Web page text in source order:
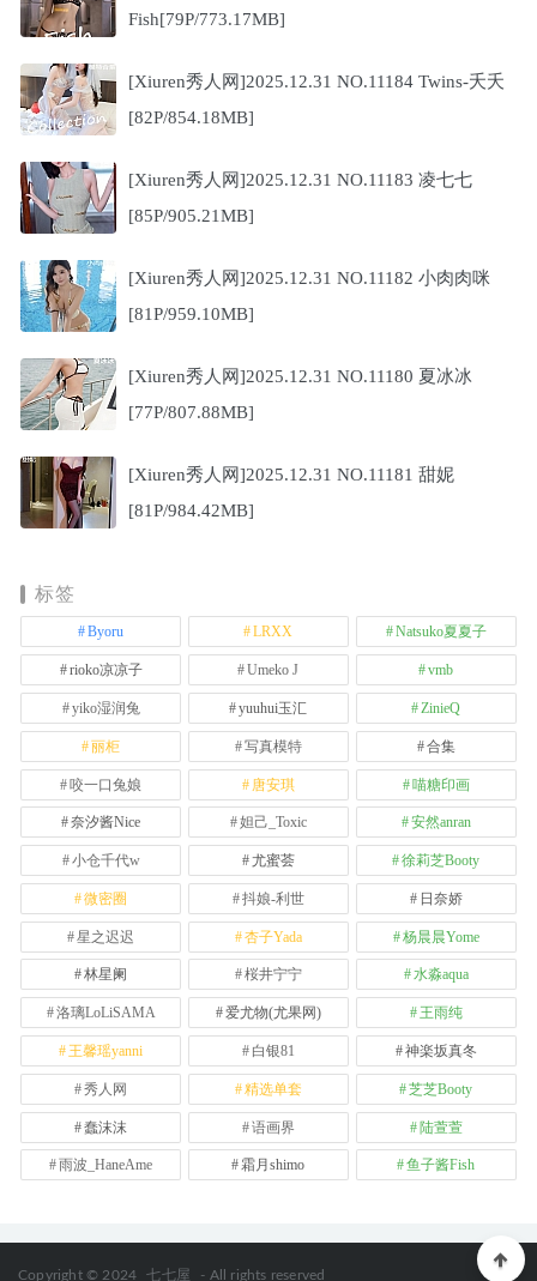
Fish[79P/773.17MB]
[Xiuren秀人网]2025.12.31 NO.11184 Twins-夭夭
[82P/854.18MB]
[Xiuren秀人网]2025.12.31 NO.11183 凌七七
[85P/905.21MB]
[Xiuren秀人网]2025.12.31 NO.11182 小肉肉咪
[81P/959.10MB]
[Xiuren秀人网]2025.12.31 NO.11180 夏冰冰
[77P/807.88MB]
[Xiuren秀人网]2025.12.31 NO.11181 甜妮
[81P/984.42MB]
标签
Byoru LRXX Natsuko夏夏子
rioko凉凉子 Umeko J vmb
yiko湿润兔 yuuhui玉汇 ZinieQ
丽柜 写真模特 合集
咬一口兔娘 唐安琪 喵糖印画
奈汐酱Nice 妲己_Toxic 安然anran
小仓千代w 尤蜜荟 徐莉芝Booty
微密圈 抖娘-利世 日奈娇
星之迟迟 杏子Yada 杨晨晨Yome
林星阑 桜井宁宁 水淼aqua
洛璃LoLiSAMA 爱尤物(尤果网) 王雨纯
王馨瑶yanni 白银81 神楽坂真冬
秀人网 精选单套 芝芝Booty
蠢沫沫 语画界 陆萱萱
雨波_HaneAme 霜月shimo 鱼子酱Fish
Copyright © 2024 七七屋 - All rights reserved